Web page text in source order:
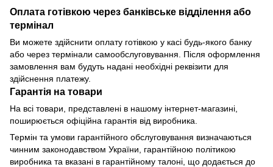
Оплата готівкою через банківське відділення або
термінал
Ви можете здійснити оплату готівкою у касі будь-якого банку
або через термінали самообслуговування. Після оформлення
замовлення вам будуть надані необхідні реквізити для
здійснення платежу.
Гарантія на товари
На всі товари, представлені в нашому інтернет-магазині,
поширюється офіційна гарантія від виробника.
Термін та умови гарантійного обслуговування визначаються
чинним законодавством України, гарантійною політикою
виробника та вказані в гарантійному талоні, що додається до